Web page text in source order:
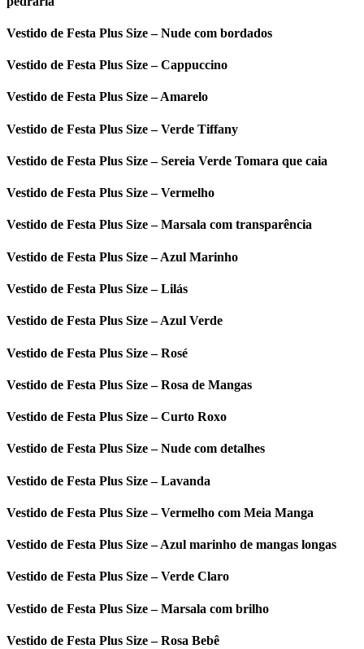
Vestido de Festa Plus Size – Nude com bordados
Vestido de Festa Plus Size – Cappuccino
Vestido de Festa Plus Size – Amarelo
Vestido de Festa Plus Size – Verde Tiffany
Vestido de Festa Plus Size – Sereia Verde Tomara que caia
Vestido de Festa Plus Size – Vermelho
Vestido de Festa Plus Size – Marsala com transparência
Vestido de Festa Plus Size – Azul Marinho
Vestido de Festa Plus Size – Lilás
Vestido de Festa Plus Size – Azul Verde
Vestido de Festa Plus Size – Rosé
Vestido de Festa Plus Size – Rosa de Mangas
Vestido de Festa Plus Size – Curto Roxo
Vestido de Festa Plus Size – Nude com detalhes
Vestido de Festa Plus Size – Lavanda
Vestido de Festa Plus Size – Vermelho com Meia Manga
Vestido de Festa Plus Size – Azul marinho de mangas longas
Vestido de Festa Plus Size – Verde Claro
Vestido de Festa Plus Size – Marsala com brilho
Vestido de Festa Plus Size – Rosa Bebê